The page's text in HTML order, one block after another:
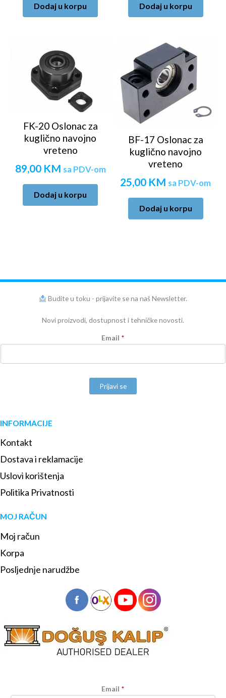
Dodaj u korpu Dodaj u korpu
FK-20 Oslonac za
kuglično navojno
vreteno
89,00 KM sa PDV-om
Dodaj u korpu
BF-17 Oslonac za
kuglično navojno
vreteno
25,00 KM sa PDV-om
Dodaj u korpu
Budite u toku - prijavite se na naš Newsletter.
Novi proizvodi, dostupnost i tehničke novosti.
Email *
Prijavi se
INFORMACIJE
Kontakt
Dostava i reklamacije
Uslovi korištenja
Politika Privatnosti
MOJ RAČUN
Moj račun
Korpa
Posljednje narudžbe
Email *